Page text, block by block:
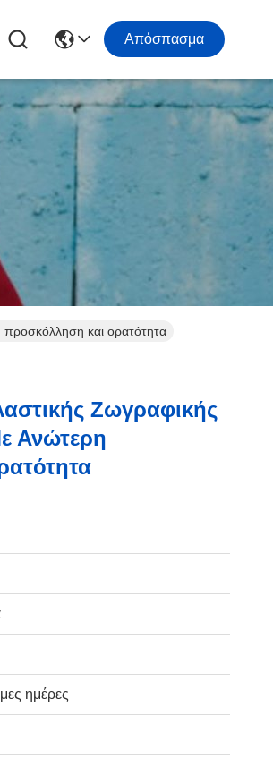
Απόσπασμα
και ορατότητα
Ζωγραφικής
Ανώτερη
ημέρες